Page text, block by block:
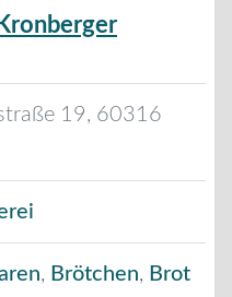
19, 60316
, Brötchen, Brot